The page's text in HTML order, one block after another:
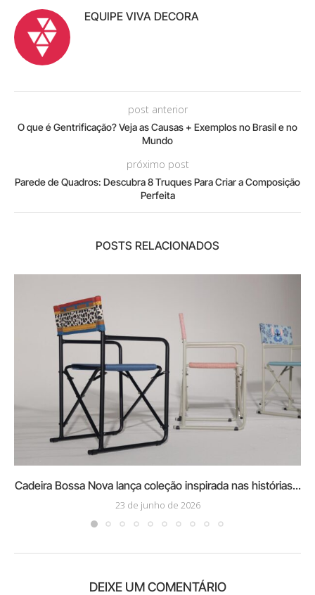
EQUIPE VIVA DECORA
post anterior
O que é Gentrificação? Veja as Causas + Exemplos no Brasil e no
Mundo
próximo post
Parede de Quadros: Descubra 8 Truques Para Criar a Composição
Perfeita
POSTS RELACIONADOS
Cadeira Bossa Nova lança coleção inspirada nas histórias...
23 de junho de 2026
DEIXE UM COMENTÁRIO